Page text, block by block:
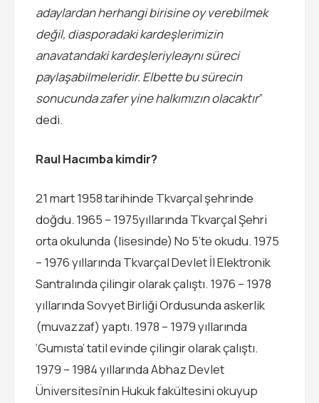
adaylardan herhangi birisine oy verebilmek
değil, diasporadaki kardeşlerimizin
anavatandaki kardeşleriyleaynı süreci
paylaşabilmeleridir. Elbette bu sürecin
sonucunda zafer yine halkımızın olacaktır”
dedi.
Raul Hacımba kimdir?
21 mart 1958 tarihinde Tkvarçal şehrinde
doğdu. 1965 – 1975yıllarında Tkvarçal Şehri
orta okulunda (lisesinde) No 5’te okudu. 1975
– 1976 yıllarında Tkvarçal Devlet İl Elektronik
Santralında çilingir olarak çalıştı. 1976 – 1978
yıllarında Sovyet Birliği Ordusunda askerlik
(muvazzaf) yaptı. 1978 – 1979 yıllarında
‘Gumısta’ tatil evinde çilingir olarak çalıştı.
1979 – 1984 yıllarında Abhaz Devlet
Üniversitesi’nin Hukuk fakültesini okuyup